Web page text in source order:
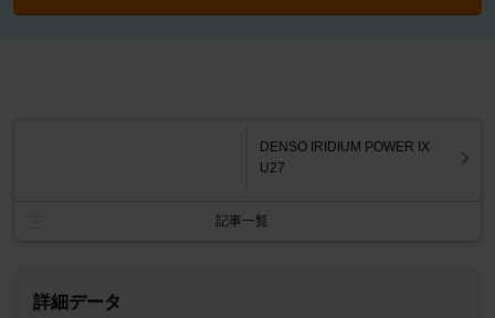
DENSO IRIDIUM POWER IX
U27
記事一覧
詳細データ